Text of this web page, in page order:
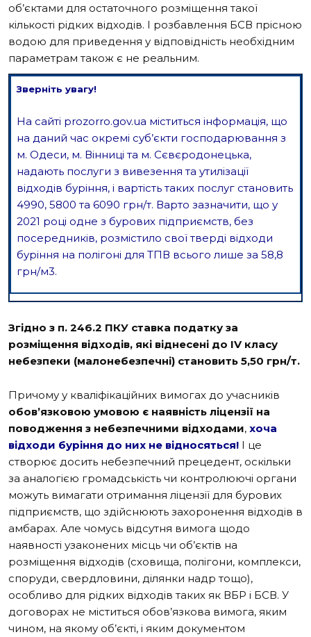
об’єктами для остаточного розміщення такої
кількості рідких відходів. І розбавлення БСВ прісною
водою для приведення у відповідність необхідним
параметрам також є не реальним.
Зверніть увагу!
На сайті prozorro.gov.ua міститься інформація, що
на даний час окремі суб’єкти господарювання з
м. Одеси, м. Вінниці та м. Сєвєродонецька,
надають послуги з вивезення та утилізації
відходів буріння, і вартість таких послуг становить
4990, 5800 та 6090 грн/т. Варто зазначити, що у
2021 році одне з бурових підприємств, без
посередників, розмістило свої тверді відходи
буріння на полігоні для ТПВ всього лише за 58,8
грн/м3.
Згідно з п. 246.2 ПКУ ставка податку за
розміщення відходів, які віднесені до IV класу
небезпеки (малонебезпечні) становить 5,50 грн/т.
Причому у кваліфікаційних вимогах до учасників
обов’язковою умовою є наявність ліцензії на
поводження з небезпечними відходами, хоча
відходи буріння до них не відносяться! І це
створює досить небезпечний прецедент, оскільки
за аналогією громадськість чи контролюючі органи
можуть вимагати отримання ліцензії для бурових
підприємств, що здійснюють захоронення відходів в
амбарах. Але чомусь відсутня вимога щодо
наявності узаконених місць чи об’єктів на
розміщення відходів (сховища, полігони, комплекси,
споруди, свердловини, ділянки надр тощо),
особливо для рідких відходів таких як ВБР і БСВ. У
договорах не міститься обов’язкова вимога, яким
чином, на якому об’єкті, і яким документом